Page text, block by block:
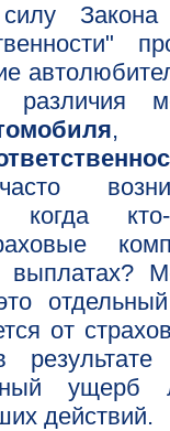
,
когда кто-
выплатах?
от
ущерб
действий.